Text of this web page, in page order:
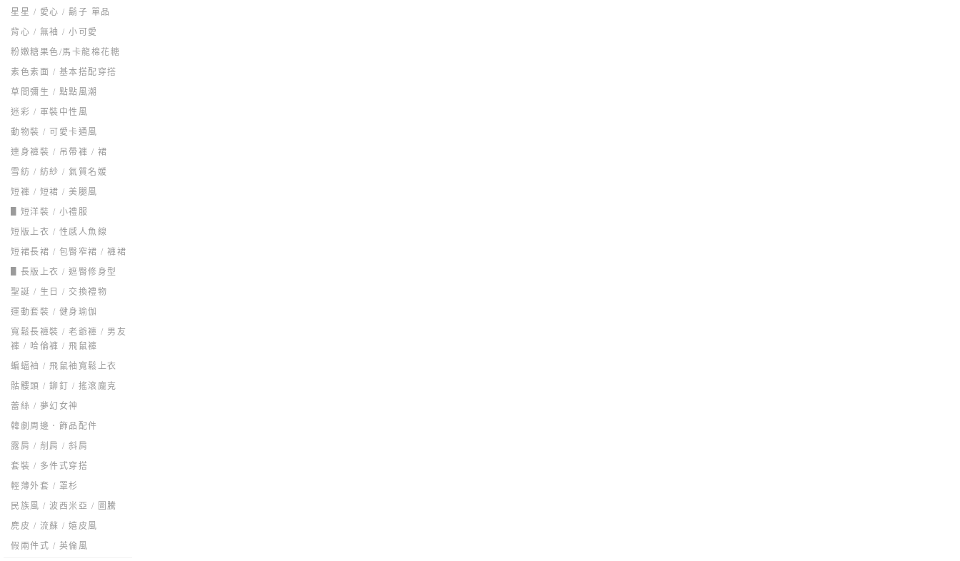
星星 / 愛心 / 鬍子 單品
背心 / 無袖 / 小可愛
粉嫩糖果色/馬卡龍棉花糖
素色素面 / 基本搭配穿搭
草間彌生 / 點點風潮
迷彩 / 軍裝中性風
動物裝 / 可愛卡通風
連身褲裝 / 吊帶褲 / 裙
雪紡 / 紡紗 / 氣質名媛
短褲 / 短裙 / 美腿風
▋短洋裝 / 小禮服
短版上衣 / 性感人魚線
短裙長裙 / 包臀窄裙 / 褲裙
▋長版上衣 / 遮臀修身型
聖誕 / 生日 / 交換禮物
運動套裝 / 健身瑜伽
寬鬆長褲裝 / 老爺褲 / 男友
褲 / 哈倫褲 / 飛鼠褲
蝙蝠袖 / 飛鼠袖寬鬆上衣
骷髏頭 / 鉚釘 / 搖滾龐克
蕾絲 / 夢幻女神
韓劇周邊．飾品配件
露肩 / 削肩 / 斜肩
套裝 / 多件式穿搭
輕薄外套 / 罩杉
民族風 / 波西米亞 / 圖騰
麂皮 / 流蘇 / 嬉皮風
假兩件式 / 英倫風